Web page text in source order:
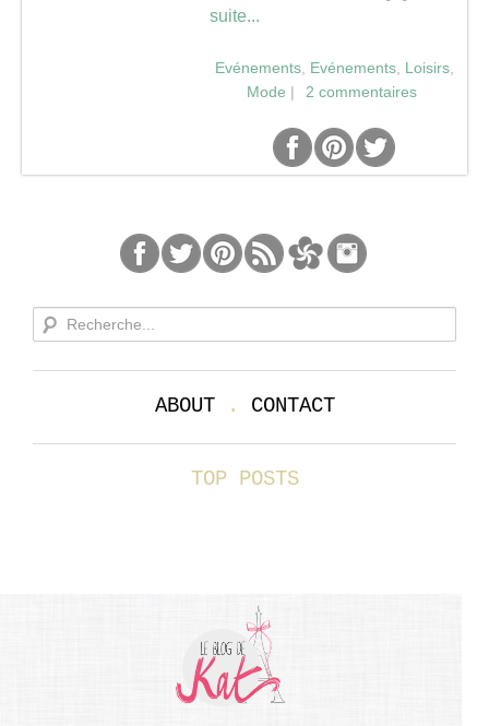
suite...
Evénements Evénements Loisirs
Mode | 2 commentaires
ABOUT. CONTACT
TOP POSTS